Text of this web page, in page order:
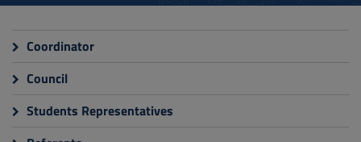
Go
Footer
Coordinator
Council
Students Representatives